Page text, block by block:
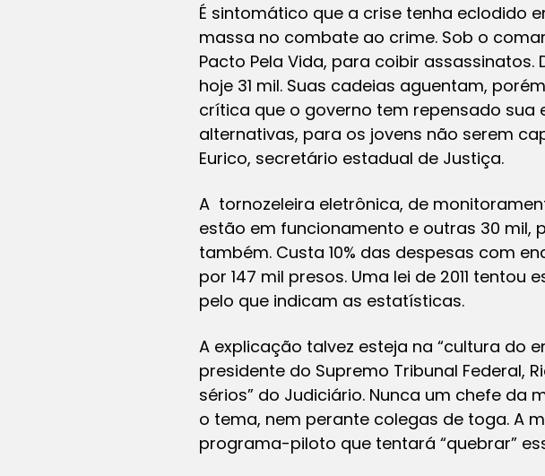
É sintomático que a crise tenha eclodido
massa no combate ao crime. Sob o
Pacto Pela Vida, para coibir
hoje 31 mil. Suas cadeias aguentam,
crítica que o governo tem repensado sua
alternativas, para os jovens não serem
Eurico, secretário estadual de Justiça.
A tornozeleira eletrônica, de
estão em funcionamento e outras 30 mil,
também. Custa 10% das despesas com
por 147 mil presos. Uma lei de 2011
pelo que indicam as estatísticas.
A explicação talvez esteja na “cultura do
presidente do Supremo Tribunal Federal,
sérios” do Judiciário. Nunca um chefe da
o tema, nem perante colegas de toga. A
programa-piloto que tentará “quebrar”